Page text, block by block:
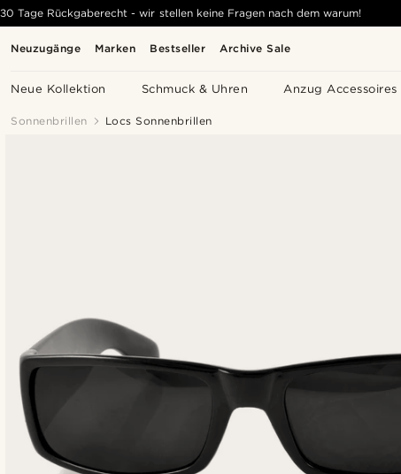
Neuzugänge Marken Bestseller Archive Sale
Neue Kollektion Schmuck & Uhren Anzug Accessoires
30 Tage Rückgaberecht - wir stellen keine Fragen nach dem warum!
Sonnenbrillen Locs Sonnenbrillen